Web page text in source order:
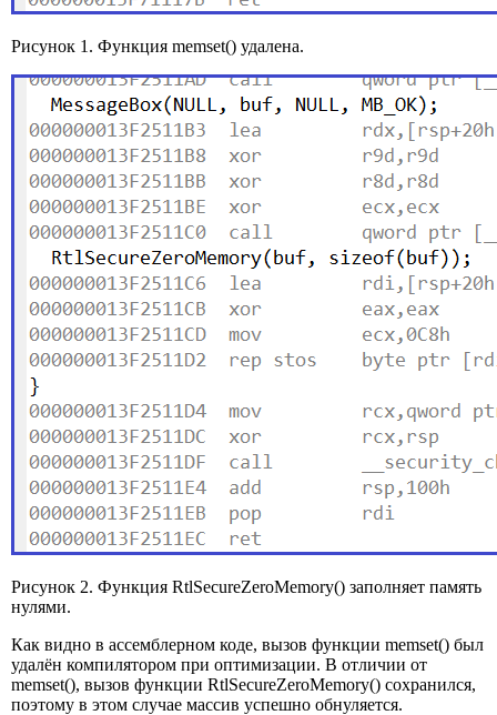
Рисунок 1. Функция memset() удалена.
Рисунок 2. Функция RtlSecureZeroMemory() заполняет память
нулями.
Как видно в ассемблерном коде, вызов функции memset() был
удалён компилятором при оптимизации. В отличии от
memset(), вызов функции RtlSecureZeroMemory() сохранился,
поэтому в этом случае массив успешно обнуляется.